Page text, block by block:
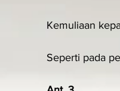
Kemuliaan
Seperti pada